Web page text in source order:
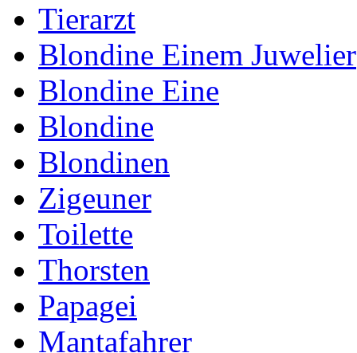
Tierarzt
Blondine Einem Juwelier
Blondine Eine
Blondine
Blondinen
Zigeuner
Toilette
Thorsten
Papagei
Mantafahrer